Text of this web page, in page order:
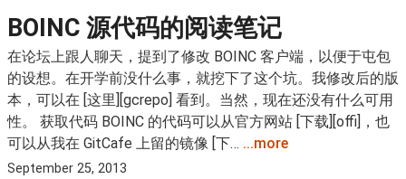
BOINC 源代码的阅读笔记
在论坛上跟人聊天，提到了修改 BOINC 客户端，以便于屯包
的设想。在开学前没什么事，就挖下了这个坑。我修改后的版
本，可以在 [这里][gcrepo] 看到。当然，现在还没有什么可用
性。 获取代码 BOINC 的代码可以从官方网站 [下载][offi]，也
可以从我在 GitCafe 上留的镜像 [下… ...more
September 25, 2013